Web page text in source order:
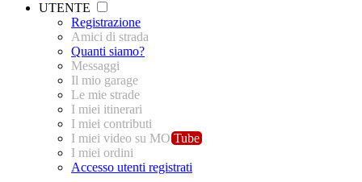
UTENTE
Registrazione
Amici di strada
Quanti siamo?
Messaggi
Il mio garage
Le mie strade
I miei itinerari
I miei contributi
I miei video su MO Tube
I miei ordini
Accesso utenti registrati